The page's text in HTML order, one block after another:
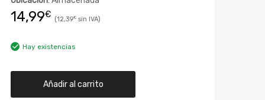
14,99€ 12,39€
Hay existencias
Añadir al carrito